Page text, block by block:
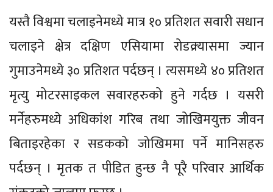
यस्तै विश्वमा चलाइनेमध्ये मात्र १० प्रतिशत सवारी सधान
चलाइने क्षेत्र दक्षिण एसियामा रोडक्र्यासमा ज्यान
गुमाउनेमध्ये ३० प्रतिशत पर्दछन् । त्यसमध्ये ४० प्रतिशत
मृत्यु मोटरसाइकल सवारहरुको हुने गर्दछ । यसरी
मर्नेहरुमध्ये अधिकांश गरिब तथा जोखिमयुक्त जीवन
बिताइरहेका र सडकको जोखिममा पर्ने मानिसहरु
पर्दछन् । मृतक त पीडित हुन्छ नै पूरै परिवार आर्थिक